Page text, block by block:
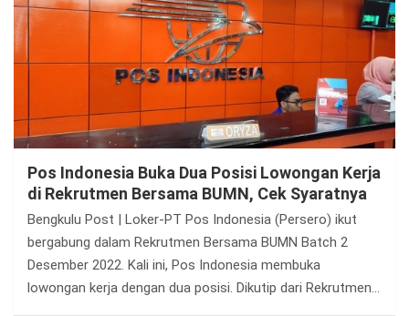
Pos Indonesia Buka Dua Posisi Lowongan Kerja
di Rekrutmen Bersama BUMN, Cek Syaratnya
Bengkulu Post | Loker-PT Pos Indonesia (Persero) ikut
bergabung dalam Rekrutmen Bersama BUMN Batch 2
Desember 2022. Kali ini, Pos Indonesia membuka
lowongan kerja dengan dua posisi. Dikutip dari Rekrutmen…